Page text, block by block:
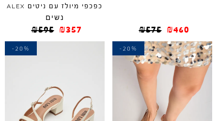
₪575 ₪460
כפכפי מיולז עם ניטים ALEX
נשים
₪595 ₪357
-20%
-20%